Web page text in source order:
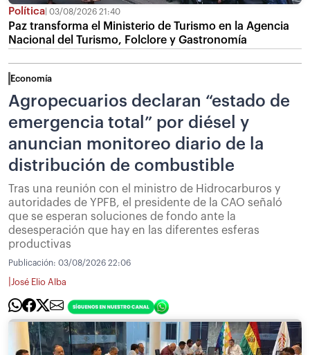
Política 03/08/2026 21:40
Paz transforma el Ministerio de Turismo en la Agencia
Nacional del Turismo, Folclore y Gastronomía
Economía
Agropecuarios declaran “estado de
emergencia total” por diésel y
anuncian monitoreo diario de la
distribución de combustible
Tras una reunión con el ministro de Hidrocarburos y
autoridades de YPFB, el presidente de la CAO señaló
que se esperan soluciones de fondo ante la
desesperación que hay en las diferentes esferas
productivas
Publicación: 03/08/2026 22:06
José Elio Alba